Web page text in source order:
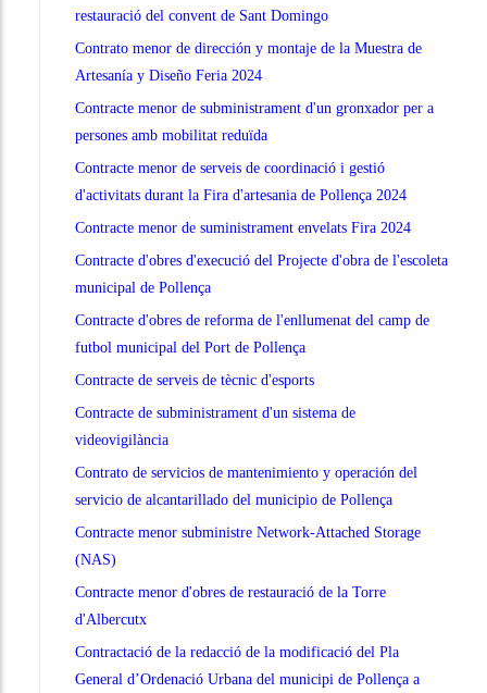
restauració del convent de Sant Domingo
Contrato menor de dirección y montaje de la Muestra de
Artesanía y Diseño Feria 2024
Contracte menor de subministrament d'un gronxador per a
persones amb mobilitat reduïda
Contracte menor de serveis de coordinació i gestió
d'activitats durant la Fira d'artesania de Pollença 2024
Contracte menor de suministrament envelats Fira 2024
Contracte d'obres d'execució del Projecte d'obra de l'escoleta
municipal de Pollença
Contracte d'obres de reforma de l'enllumenat del camp de
futbol municipal del Port de Pollença
Contracte de serveis de tècnic d'esports
Contracte de subministrament d'un sistema de
videovigilància
Contrato de servicios de mantenimiento y operación del
servicio de alcantarillado del municipio de Pollença
Contracte menor subministre Network-Attached Storage
(NAS)
Contracte menor d'obres de restauració de la Torre
d'Albercutx
Contractació de la redacció de la modificació del Pla
General d’Ordenació Urbana del municipi de Pollença a